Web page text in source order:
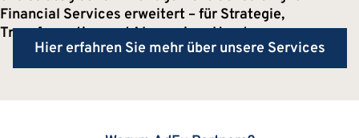
Financial Services erweitert – für Strategie,
Transformation und AI aus einer Hand.
Hier erfahren Sie mehr über unsere Services